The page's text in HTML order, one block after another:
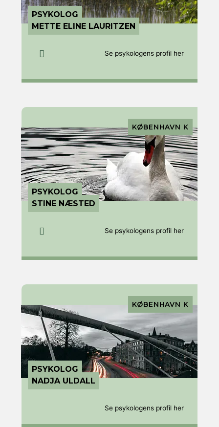
PSYKOLOG
METTE ELINE LAURITZEN
Se psykologens profil her
KØBENHAVN K
PSYKOLOG
STINE NÆSTED
Se psykologens profil her
KØBENHAVN K
PSYKOLOG
NADJA ULDALL
Se psykologens profil her